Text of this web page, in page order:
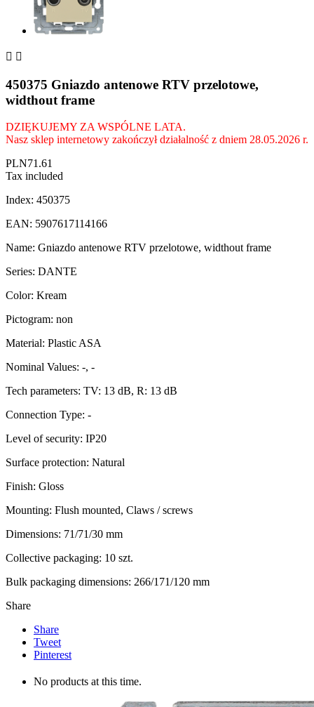
 
450375 Gniazdo antenowe RTV przelotowe,
widthout frame
DZIĘKUJEMY ZA WSPÓLNE LATA.
Nasz sklep internetowy zakończył działalność z dniem 28.05.2026 r.
PLN71.61
Tax included
Index: 450375
EAN: 5907617114166
Name: Gniazdo antenowe RTV przelotowe, widthout frame
Series: DANTE
Color: Kream
Pictogram: non
Material: Plastic ASA
Nominal Values: -, -
Tech parameters: TV: 13 dB, R: 13 dB
Connection Type: -
Level of security: IP20
Surface protection: Natural
Finish: Gloss
Mounting: Flush mounted, Claws / screws
Dimensions: 71/71/30 mm
Collective packaging: 10 szt.
Bulk packaging dimensions: 266/171/120 mm
Share
Share
Tweet
Pinterest
No products at this time.